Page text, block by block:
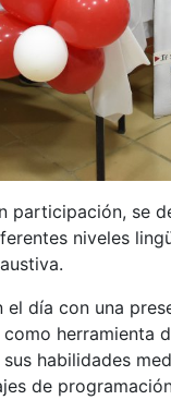
participación, se
niveles
el día con una
herramienta
habilidades
de